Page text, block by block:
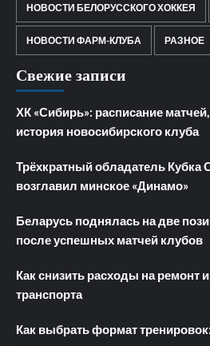
НОВОСТИ БЕЛОРУССКОГО ХОККЕЯ
НОВОСТИ ФАРМ-КЛУБА РАЗНОЕ
Свежие записи
ХК «Сибирь»: расписание
история новосибирского клуба
Трёхкратный обладатель Кубка
возглавил минское «Динамо»
Беларусь поднялась на две
после успешных матчей клубов
Как снизить расходы на ремонт
транспорта
Как выбрать формат